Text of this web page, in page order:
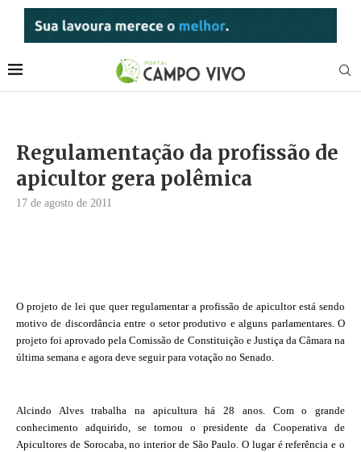
Regulamentação da profissão de
apicultor gera polêmica
17 de agosto de 2011
O projeto de lei que quer regulamentar a profissão de apicultor está sendo
motivo de discordância entre o setor produtivo e alguns parlamentares. O
projeto foi aprovado pela Comissão de Constituição e Justiça da Câmara na
última semana e agora deve seguir para votação no Senado.
Alcindo Alves trabalha na apicultura há 28 anos. Com o grande
conhecimento adquirido, se tornou o presidente da Cooperativa de
Apicultores de Sorocaba, no interior de São Paulo. O lugar é referência e o